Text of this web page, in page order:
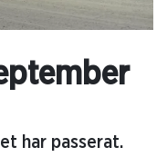
har passerat.